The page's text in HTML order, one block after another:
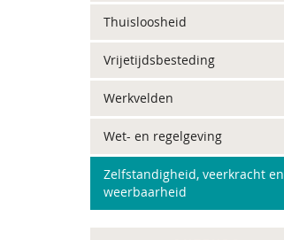
Thuisloosheid
Vrijetijdsbesteding
Werkvelden
Wet- en regelgeving
Zelfstandigheid, veerkracht en
weerbaarheid